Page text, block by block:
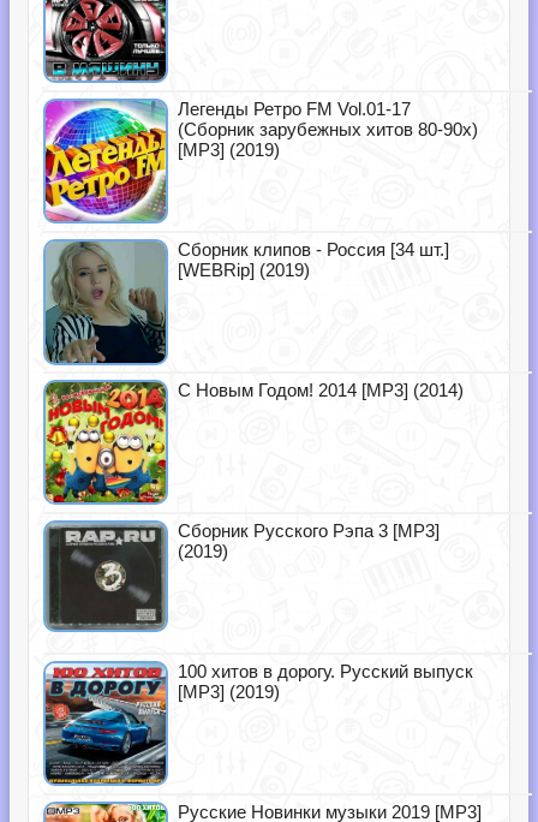
Легенды Ретро FM Vol.01-17
(Сборник зарубежных хитов 80-90х)
[MP3] (2019)
Сборник клипов - Россия [34 шт.]
[WEBRip] (2019)
С Новым Годом! 2014 [MP3] (2014)
Сборник Русского Рэпа 3 [MP3]
(2019)
100 хитов в дорогу. Русский выпуск
[MP3] (2019)
Русские Новинки музыки 2019 [MP3]